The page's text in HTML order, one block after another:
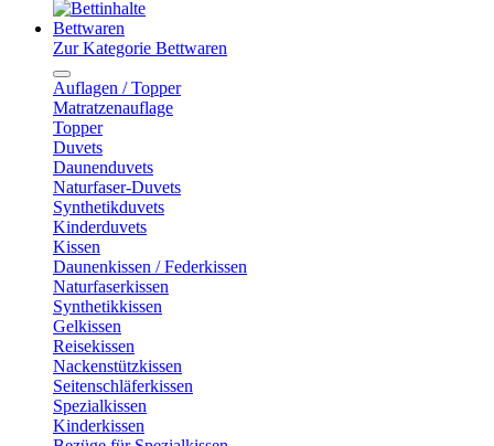
Bettwaren
Zur Kategorie Bettwaren
Auflagen / Topper
Matratzenauflage
Topper
Duvets
Daunenduvets
Naturfaser-Duvets
Synthetikduvets
Kinderduvets
Kissen
Daunenkissen / Federkissen
Naturfaserkissen
Synthetikkissen
Gelkissen
Reisekissen
Nackenstützkissen
Seitenschläferkissen
Spezialkissen
Kinderkissen